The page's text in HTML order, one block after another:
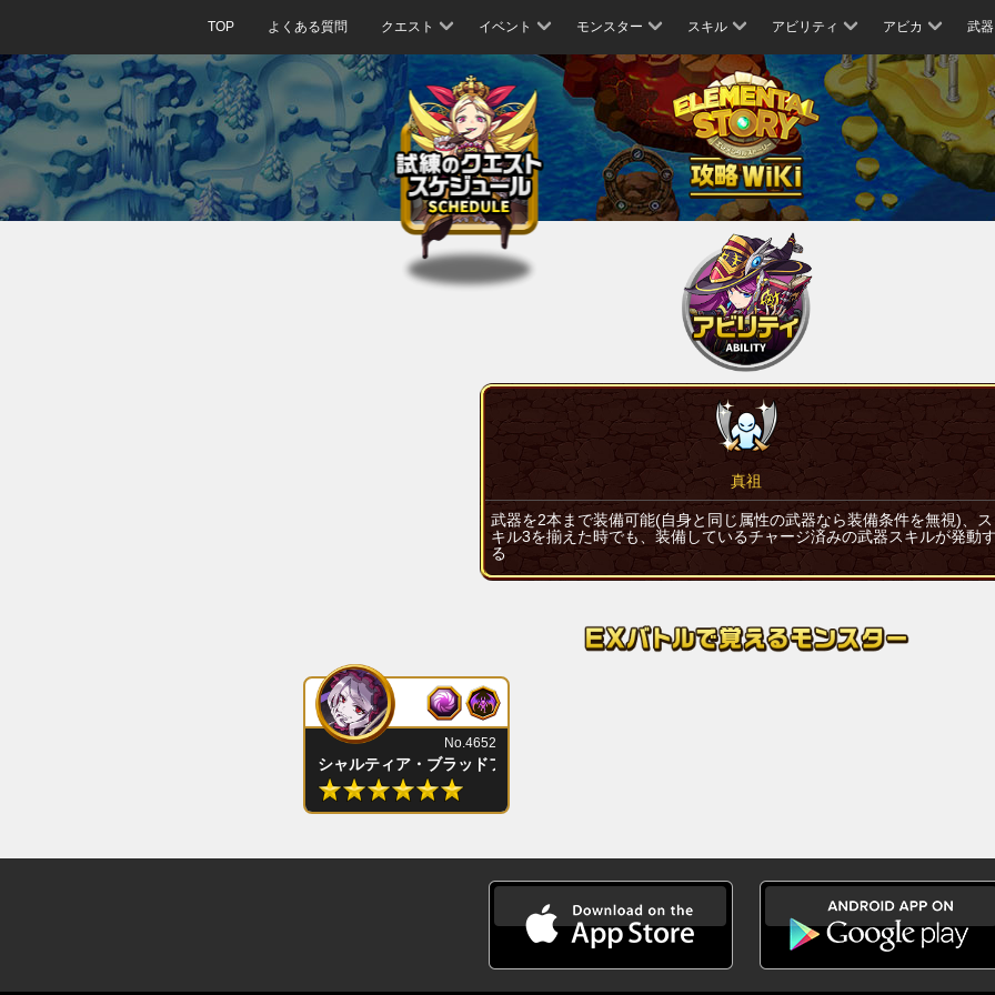
TOP よくある質問 クエスト イベント モンスター スキル アビリティ アビカ 武器
真祖
武器を2本まで装備可能(自身と同じ属性の武器なら装備条件を無視)、ス
キル3を揃えた時でも、装備しているチャージ済みの武器スキルが発動
る
シャルティア・ブラッドフォールン
No.4652